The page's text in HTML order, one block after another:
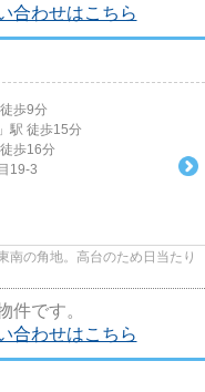
合わせはこちら
徒歩9分
」駅 徒歩15分
徒歩16分
19-3
南の角地。高台のため日当たり
件です。
合わせはこちら